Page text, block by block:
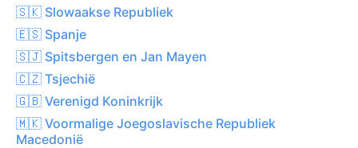
🇸🇰 Slowaakse Republiek
🇪🇸 Spanje
🇸🇯 Spitsbergen en Jan Mayen
🇨🇿 Tsjechië
🇬🇧 Verenigd Koninkrijk
🇲🇰 Voormalige Joegoslavische Republiek
Macedonië